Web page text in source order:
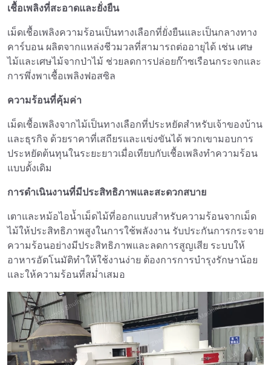
เชื้อเพลิงที่สะอาดและยั่งยืน
เม็ดเชื้อเพลิงความร้อนเป็นทางเลือกที่ยั่งยืนและเป็นกลางทาง
คาร์บอน ผลิตจากแหล่งชีวมวลที่สามารถต่ออายุได้ เช่น เศษ
ไม้และเศษไม้จากป่าไม้ ช่วยลดการปล่อยก๊าซเรือนกระจกและ
การพึ่งพาเชื้อเพลิงฟอสซิล
ความร้อนที่คุ้มค่า
เม็ดเชื้อเพลิงจากไม้เป็นทางเลือกที่ประหยัดสำหรับเจ้าของบ้าน
และธุรกิจ ด้วยราคาที่เสถียรและแข่งขันได้ พวกเขามอบการ
ประหยัดต้นทุนในระยะยาวเมื่อเทียบกับเชื้อเพลิงทำความร้อน
แบบดั้งเดิม
การดำเนินงานที่มีประสิทธิภาพและสะดวกสบาย
เตาและหม้อไอน้ำเม็ดไม้ที่ออกแบบสำหรับความร้อนจากเม็ด
ไม้ให้ประสิทธิภาพสูงในการใช้พลังงาน รับประกันการกระจาย
ความร้อนอย่างมีประสิทธิภาพและลดการสูญเสีย ระบบให้
อาหารอัตโนมัติทำให้ใช้งานง่าย ต้องการการบำรุงรักษาน้อย
และให้ความร้อนที่สม่ำเสมอ